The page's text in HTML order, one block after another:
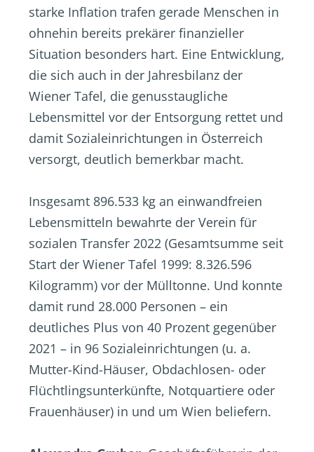
starke Inflation trafen gerade Menschen in
ohnehin bereits prekärer finanzieller
Situation besonders hart. Eine Entwicklung,
die sich auch in der Jahresbilanz der
Wiener Tafel, die genusstaugliche
Lebensmittel vor der Entsorgung rettet und
damit Sozialeinrichtungen in Österreich
versorgt, deutlich bemerkbar macht.
Insgesamt 896.533 kg an einwandfreien
Lebensmitteln bewahrte der Verein für
sozialen Transfer 2022 (Gesamtsumme seit
Start der Wiener Tafel 1999: 8.326.596
Kilogramm) vor der Mülltonne. Und konnte
damit rund 28.000 Personen – ein
deutliches Plus von 40 Prozent gegenüber
2021 – in 96 Sozialeinrichtungen (u. a.
Mutter-Kind-Häuser, Obdachlosen- oder
Flüchtlingsunterkünfte, Notquartiere oder
Frauenhäuser) in und um Wien beliefern.